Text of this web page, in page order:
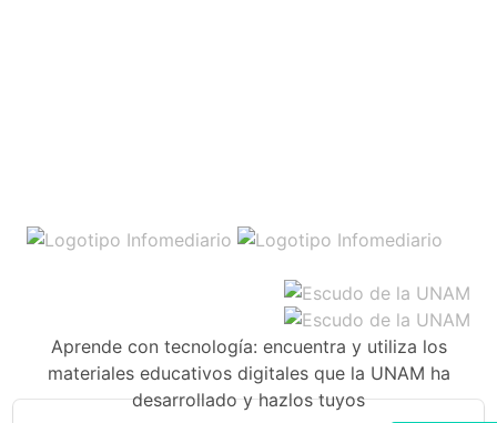
Aprende con tecnología: encuentra y utiliza los
materiales educativos digitales que la UNAM ha
desarrollado y hazlos tuyos